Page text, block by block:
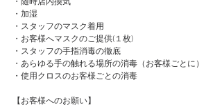
・随時店内換気
・加湿
・スタッフのマスク着用
・お客様へマスクのご提供(１枚)
・スタッフの手指消毒の徹底
・あらゆる手の触れる場所の消毒（お客様ごとに）
・使用クロスのお客様ごとの消毒
【お客様へのお願い】